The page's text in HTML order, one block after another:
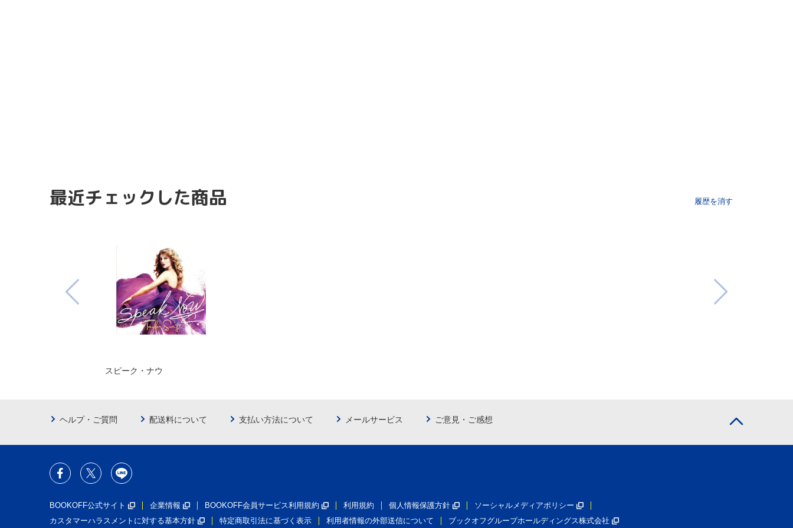
最近チェックした商品 履歴を消す
スピーク・ナウ
ヘルプ・ご質問 配送料について 支払い方法について メールサービス ご意見・ご感想
BOOKOFF公式サイト 企業情報 BOOKOFF会員サービス利用規約 利用規約 個人情報保護方針
ソーシャルメディアポリシー
カスタマーハラスメントに対する基本方針
特定商取引法に基づく表示 利用者情報の外部送信について ブックオフグループホールディングス株式会社